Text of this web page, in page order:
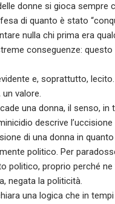
donne si gioca sempre
di quanto è stato
nulla chi prima era
conseguenze: questo
e, soprattutto,
valore.
una donna, il senso, in
descrive l’uccisione
di una donna in
politico. Per
politico, proprio perché ne
negata la politicità.
una logica che in